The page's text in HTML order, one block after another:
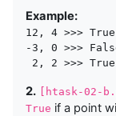
Example:
12, 4 >>> True
-3, 0 >>>
2, 2 >>> True
2. [htask-02-
True if a point